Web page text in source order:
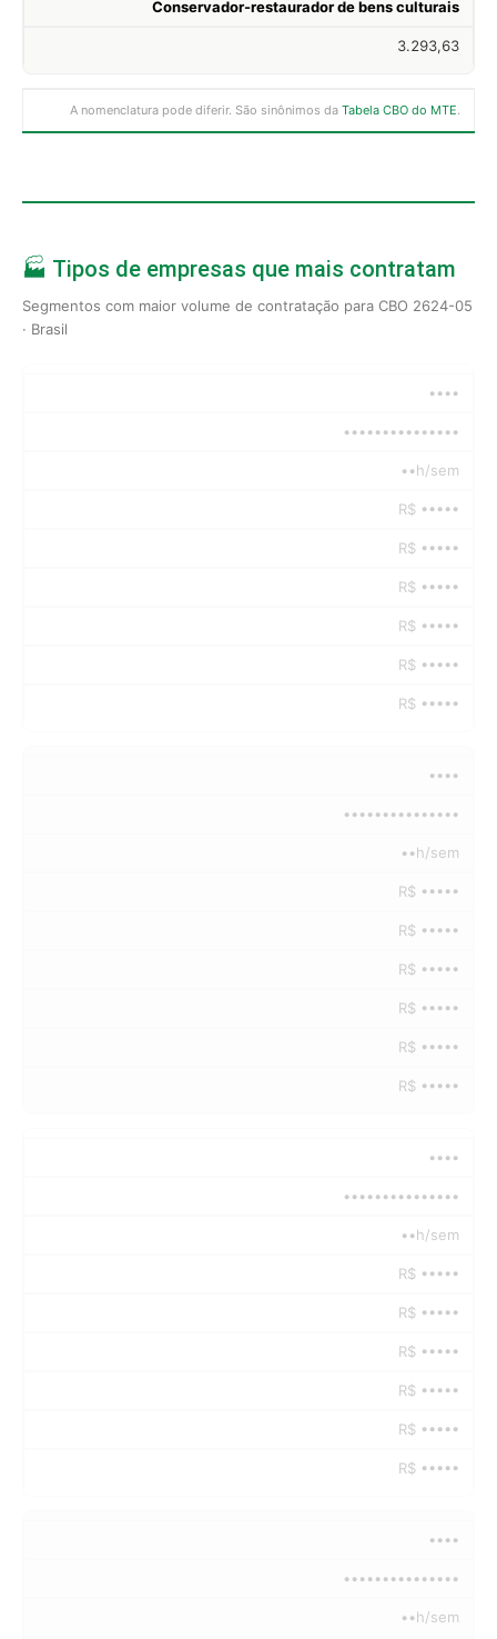
Conservador-restaurador de bens culturais
3.293,63
A nomenclatura pode diferir. São sinônimos da Tabela CBO do MTE.
🏭 Tipos de empresas que mais contratam
Segmentos com maior volume de contratação para CBO 2624-05
· Brasil
••••
•••••••••••••••
••h/sem
R$ •••••
R$ •••••
R$ •••••
R$ •••••
R$ •••••
R$ •••••
••••
•••••••••••••••
••h/sem
R$ •••••
R$ •••••
R$ •••••
R$ •••••
R$ •••••
R$ •••••
••••
•••••••••••••••
••h/sem
R$ •••••
R$ •••••
R$ •••••
R$ •••••
R$ •••••
R$ •••••
••••
•••••••••••••••
••h/sem